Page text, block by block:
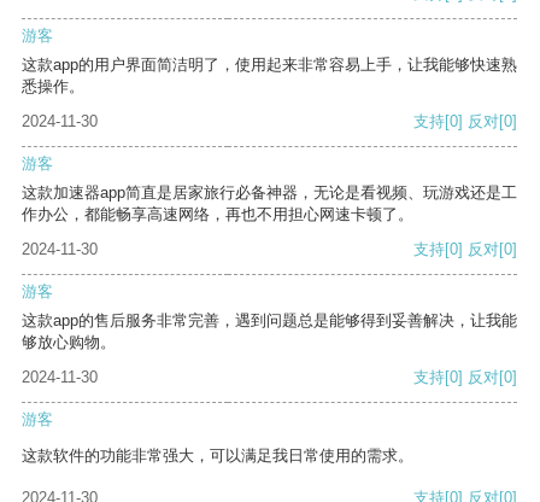
游客
这款app的用户界面简洁明了，使用起来非常容易上手，让我能够快速熟
悉操作。
2024-11-30
支持[0] 反对[0]
游客
这款加速器app简直是居家旅行必备神器，无论是看视频、玩游戏还是工
作办公，都能畅享高速网络，再也不用担心网速卡顿了。
2024-11-30
支持[0] 反对[0]
游客
这款app的售后服务非常完善，遇到问题总是能够得到妥善解决，让我能
够放心购物。
2024-11-30
支持[0] 反对[0]
游客
这款软件的功能非常强大，可以满足我日常使用的需求。
2024-11-30 支持[0] 反对[0]